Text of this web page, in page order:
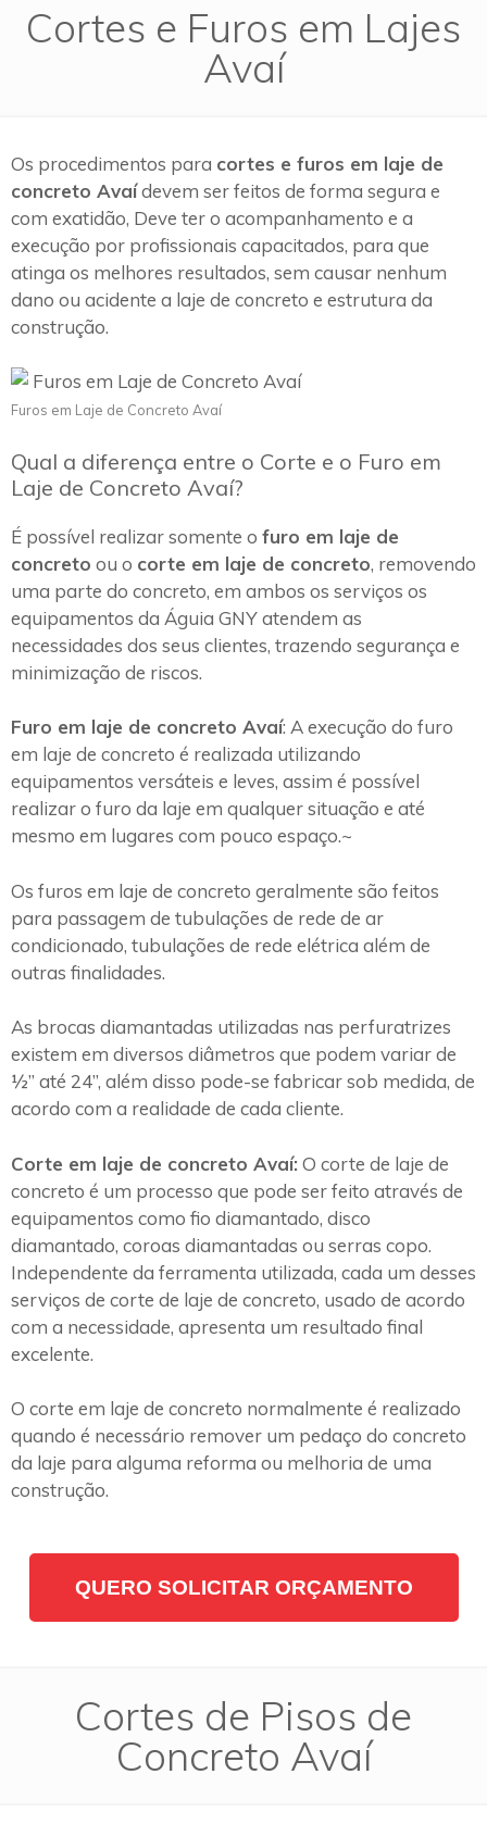
Cortes e Furos em Lajes
Avaí
Os procedimentos para cortes e furos em laje de
concreto Avaídevem ser feitos de forma segura e
com exatidão, Deve ter o acompanhamento e a
execução por profissionais capacitados, para que
atinga os melhores resultados, sem causar nenhum
dano ou acidente a laje de concreto e estrutura da
construção.
Furos em Laje de Concreto Avaí
Qual a diferença entre o Corte e o Furo em
Laje de Concreto Avaí?
É possível realizar somente o furo em laje de
concreto ou o corte em laje de concreto, removendo
uma parte do concreto, em ambos os serviços os
equipamentos da Águia GNY atendem as
necessidades dos seus clientes, trazendo segurança e
minimização de riscos.
Furo em laje de concreto Avaí: A execução do furo
em laje de concreto é realizada utilizando
equipamentos versáteis e leves, assim é possível
realizar o furo da laje em qualquer situação e até
mesmo em lugares com pouco espaço.~
Os furos em laje de concreto geralmente são feitos
para passagem de tubulações de rede de ar
condicionado, tubulações de rede elétrica além de
outras finalidades.
As brocas diamantadas utilizadas nas perfuratrizes
existem em diversos diâmetros que podem variar de
½” até 24”, além disso pode-se fabricar sob medida, de
acordo com a realidade de cada cliente.
Corte em laje de concreto Avaí: O corte de laje de
concreto é um processo que pode ser feito através de
equipamentos como fio diamantado, disco
diamantado, coroas diamantadas ou serras copo.
Independente da ferramenta utilizada, cada um desses
serviços de corte de laje de concreto, usado de acordo
com a necessidade, apresenta um resultado final
excelente.
O corte em laje de concreto normalmente é realizado
quando é necessário remover um pedaço do concreto
da laje para alguma reforma ou melhoria de uma
construção.
QUERO SOLICITAR ORÇAMENTO
Cortes de Pisos de
Concreto Avaí